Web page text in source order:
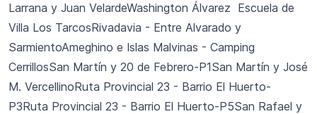
Larrana y Juan VelardeWashington Álvarez Escuela de
Villa Los TarcosRivadavia - Entre Alvarado y
SarmientoAmeghino e Islas Malvinas - Camping
CerrillosSan Martín y 20 de Febrero-P1San Martín y José
M. VercellinoRuta Provincial 23 - Barrio El Huerto-
P3Ruta Provincial 23 - Barrio El Huerto-P5San Rafael y